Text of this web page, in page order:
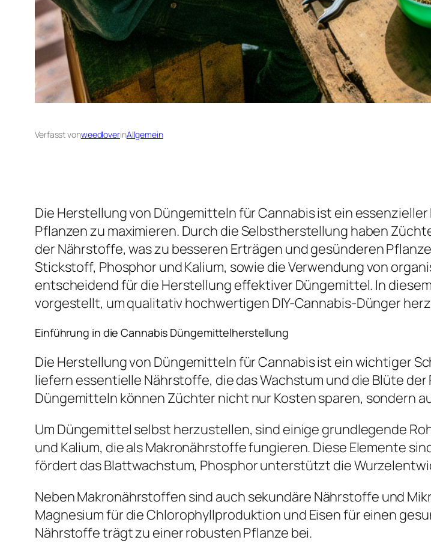
Verfasst vonweedloverinAllgemein
Die Herstellung von Düngemitteln für Cannabis ist ein
Pflanzen zu maximieren. Durch die Selbstherstellung haben
der Nährstoffe, was zu besseren Erträgen und gesünderen
Stickstoff, Phosphor und Kalium, sowie die Verwendung von
entscheidend für die Herstellung effektiver Düngemittel. In
vorgestellt, um qualitativ hochwertigen DIY-Cannabis-Dünger
Einführung in die Cannabis Düngemittelherstellung
Die Herstellung von Düngemitteln für Cannabis ist ein wichtiger
liefern essentielle Nährstoffe, die das Wachstum und die Blüte
Düngemitteln können Züchter nicht nur Kosten sparen, sondern
Um Düngemittel selbst herzustellen, sind einige grundlegende
und Kalium, die als Makronährstoffe fungieren. Diese Elemente
fördert das Blattwachstum, Phosphor unterstützt die
Neben Makronährstoffen sind auch sekundäre Nährstoffe und
Magnesium für die Chlorophyllproduktion und Eisen für einen
Nährstoffe trägt zu einer robusten Pflanze bei.